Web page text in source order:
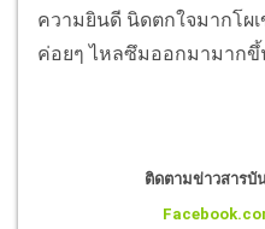
ความยินดี นิดตกใจมากโผ
ค่อยๆ ไหลซึมออกมามาก
ติดตามข่าวสารบั